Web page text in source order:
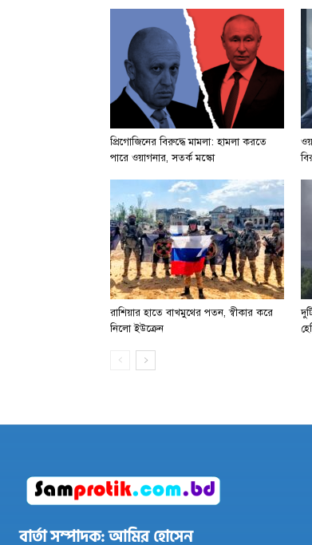
প্রিগোজিনের বিরুদ্ধে মামলা: হামলা করতে
পারে ওয়াগনার, সতর্ক মস্কো
রাশিয়ার হাতে বাখমুথের পতন, স্বীকার করে
নিলো ইউক্রেন
বার্তা সম্পাদক: আমির হোসেন